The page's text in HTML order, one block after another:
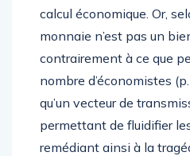
calcul économique. Or,
monnaie n’est pas un
contrairement à ce que
nombre d’économistes
qu’un vecteur de
permettant de fluidifier
remédiant ainsi à la